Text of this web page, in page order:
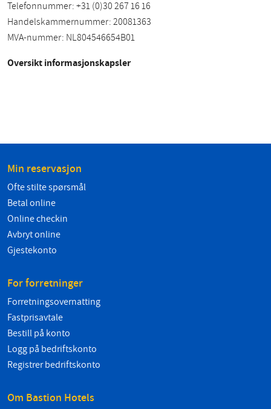
Telefonnummer: +31 (0)30 267 16 16
Handelskammernummer: 20081363
MVA-nummer: NL804546654B01
Oversikt informasjonskapsler
Min reservasjon
Ofte stilte spørsmål
Betal online
Online checkin
Avbryt online
Gjestekonto
For forretninger
Forretningsovernatting
Fastprisavtale
Bestill på konto
Logg på bedriftskonto
Registrer bedriftskonto
Om Bastion Hotels